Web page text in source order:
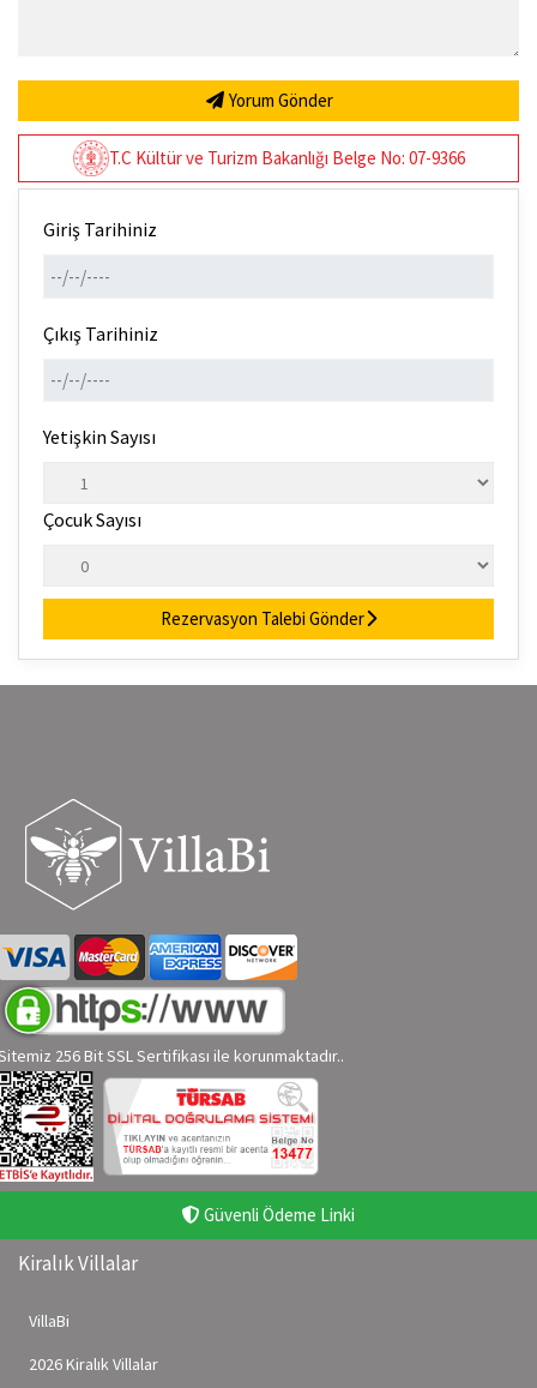
Yorum Gönder
T.C Kültür ve Turizm Bakanlığı Belge No: 07-9366
Giriş Tarihiniz
Çıkış Tarihiniz
Yetişkin Sayısı
Çocuk Sayısı
Rezervasyon Talebi Gönder
256 Bit SSL Sertifikası ile korunmaktadır..
Güvenli Ödeme Linki
Kiralık Villalar
VillaBi
2026 Kiralık Villalar